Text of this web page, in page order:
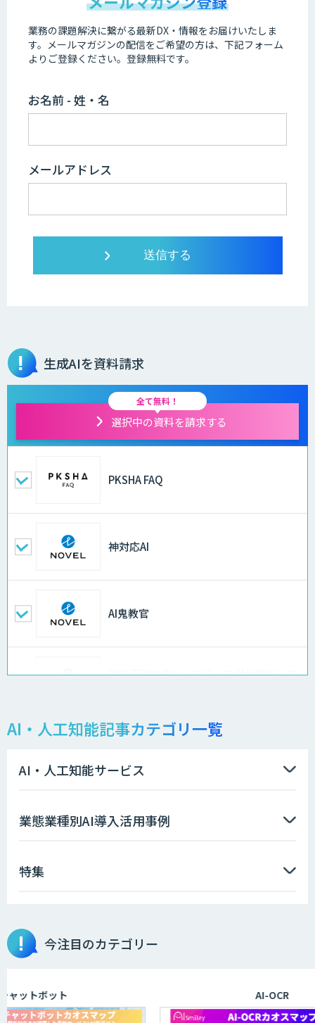
業務の課題解決に繋がる最新DX・情報をお届けいたしま
す。 メールマガジンの配信をご希望の方は、下記フォーム
よりご登録ください。登録無料です。
お名前 - 姓・名
メールアドレス
生成AIを資料請求
全て無料！
選択中の資料を請求する
PKSHA FAQ
神対応AI
AI鬼教官
設計不明の古いシステムをAIが解析して
AIエージェント開発支援
AIエンジニアアカデミー（バイブコーデ
aiDAPTIV+
アリストルの法人向けAI研修
AI・人工知能記事カテゴリ一覧
AI・人工知能サービス
業態業種別AI導入活用事例
特集
今注目のカテゴリー
ボット AI-OCR